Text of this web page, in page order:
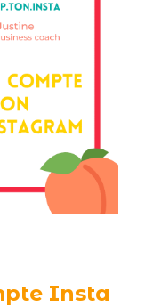
Insta